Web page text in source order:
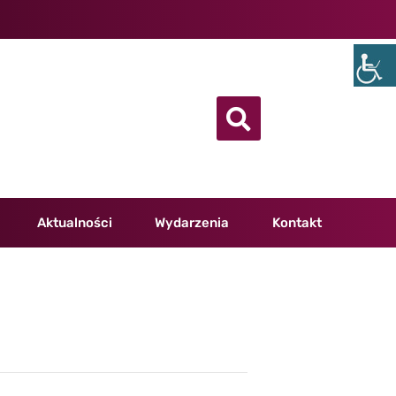
Aktualności Wydarzenia Kontakt